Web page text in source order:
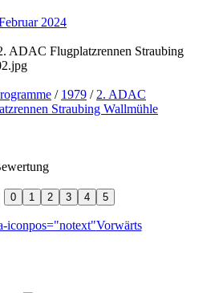
2024
ADAC Flugplatzrennen Straubing
/ 1979 / 2. ADAC
Straubing Wallmühle
iconpos="notext"Vorwärts